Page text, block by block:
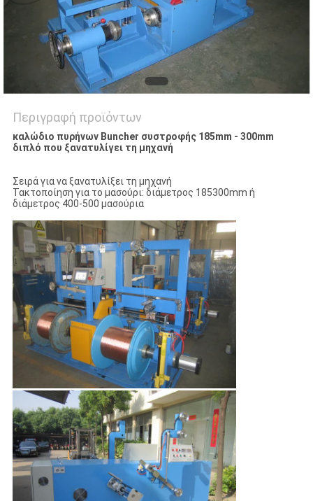
POLICY
Περιγραφή προϊόντων
καλώδιο πυρήνων Buncher συστροφής 185mm - 300mm
διπλό που ξανατυλίγει τη μηχανή
Σειρά για να ξανατυλίξει τη μηχανή
Τακτοποίηση για το μασούρι: διάμετρος 185300mm ή
διάμετρος 400-500 μασούρια